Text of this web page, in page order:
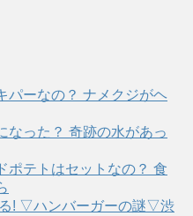
パーなの？ ナメクジがヘ
なった？ 奇跡の水があっ
ポテトはセットなの？ 食
! ▽ハンバーガーの謎▽渋